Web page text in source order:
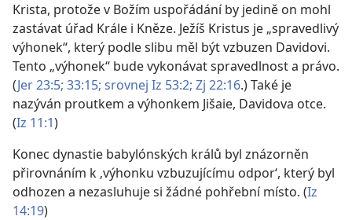
Krista, protože v Božím uspořádání by jedině on mohl
zastávat úřad Krále i Kněze. Ježíš Kristus je „spravedlivý
výhonek“, který podle slibu měl být vzbuzen Davidovi.
Tento „výhonek“ bude vykonávat spravedlnost a právo.
(Jer 23:5; 33:15; srovnej Iz 53:2; Zj 22:16.) Také je
nazýván proutkem a výhonkem Jišaie, Davidova otce.
(Iz 11:1)
Konec dynastie babylónských králů byl znázorněn
přirovnáním k ‚výhonku vzbuzujícímu odpor‘, který byl
odhozen a nezasluhuje si žádné pohřební místo. (Iz
14:19)